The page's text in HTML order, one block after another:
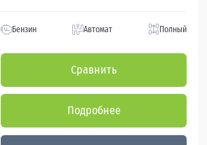
Бензин Автомат Полный
Сравнить
Подробнее